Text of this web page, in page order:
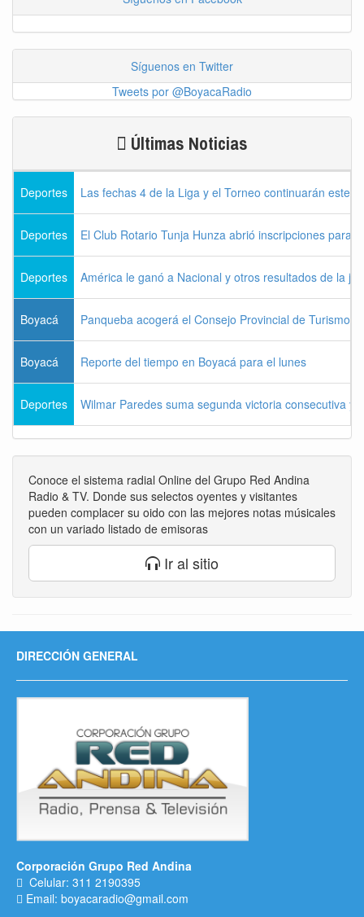
Síguenos en Twitter
Tweets por @BoyacaRadio
Últimas Noticias
Deportes Las fechas 4 de la Liga y el Torneo continuarán este
Deportes El Club Rotario Tunja Hunza abrió inscripciones para
Deportes América le ganó a Nacional y otros resultados de la
Boyacá Panqueba acogerá el Consejo Provincial de Turismo
Boyacá Reporte del tiempo en Boyacá para el lunes
Deportes Wilmar Paredes suma segunda victoria consecutiva y
Conoce el sistema radial Online del Grupo Red Andina
Radio & TV. Donde sus selectos oyentes y visitantes
pueden complacer su oido con las mejores notas músicales
con un variado listado de emisoras
Ir al sitio
DIRECCIÓN GENERAL
Corporación Grupo Red Andina
Celular: 311 2190395
Email: boyacaradio@gmail.com